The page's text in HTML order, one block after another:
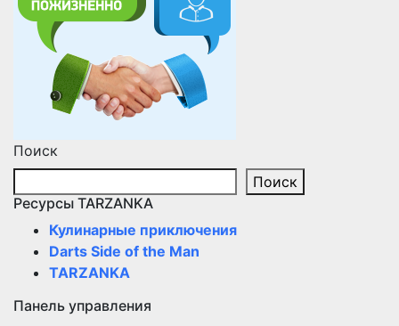
Поиск
Поиск
Ресурсы TARZANKA
Кулинарные приключения
Darts Side of the Man
TARZANKA
Панель управления